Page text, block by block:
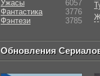
Ужасы
6057
Фантастика
3776
Фэнтези
3785
Обновления